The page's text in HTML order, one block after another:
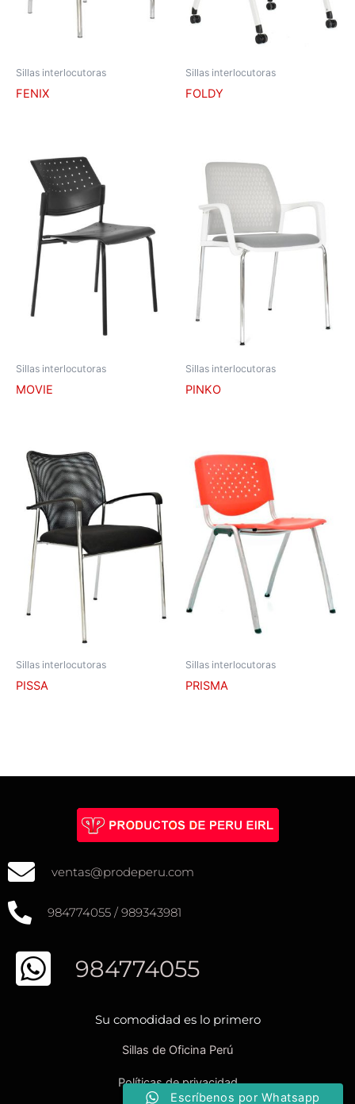
Sillas interlocutoras
FENIX
Sillas interlocutoras
FOLDY
Sillas interlocutoras
MOVIE
Sillas interlocutoras
PINKO
Sillas interlocutoras
PISSA
Sillas interlocutoras
PRISMA
ventas@prodeperu.com
984774055 / 989343981
984774055
Su comodidad es lo primero
Sillas de Oficina Perú
Políticas de privacidad
Escríbenos por Whatsapp